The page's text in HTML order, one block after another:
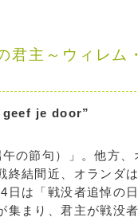
君主～ウィレム
geef je door”
の節句）」。他方、
終結間近、オランダ
日は「戦没者追悼の
集まり、君主が戦没